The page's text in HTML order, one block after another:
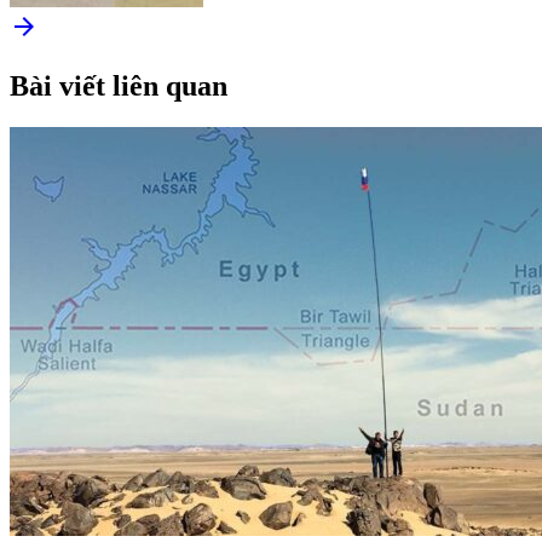
arrow_forward
Bài viết liên quan